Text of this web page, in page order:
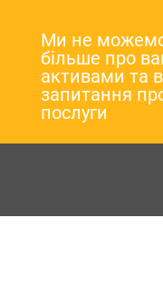
Ми не можемо
більше про
активами та
запитання
послуги